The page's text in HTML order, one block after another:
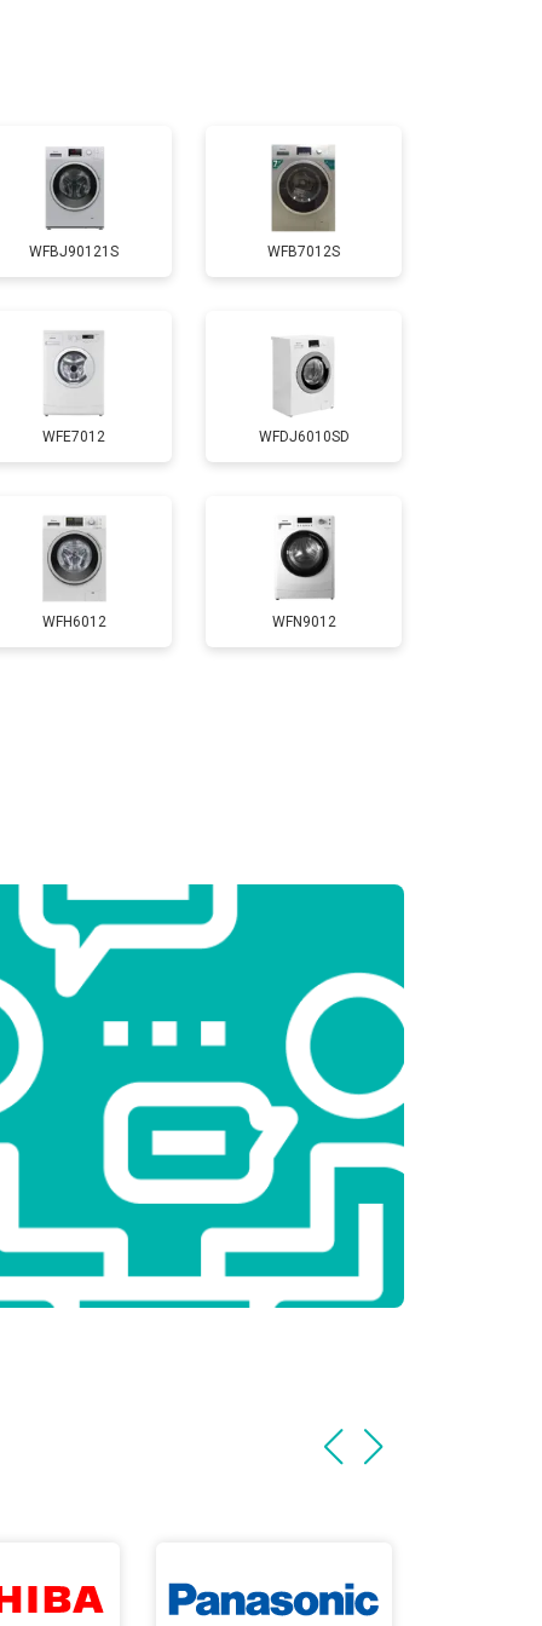
3650 ₽ Заказать
3700 ₽ Заказать
4200 ₽ Заказать
2800 ₽ Заказать
3450 ₽ Заказать
3450 ₽
2450 ₽
2750 ₽ Заказать
3100 ₽ Заказать
Заказать
2800 ₽ Заказать
3600 ₽ Заказать
WFBJ90121S WFB7012S
WFE7012 WFDJ6010SD
WFH6012 WFN9012